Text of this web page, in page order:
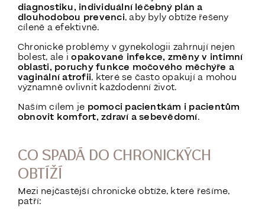
diagnostiku, individuální léčebný plán a
dlouhodobou prevenci, aby byly obtíže řešeny
cíleně a efektivně.
Chronické problémy v gynekologii zahrnují nejen
bolest, ale iopakované infekce, změny v intimní
oblasti, poruchy funkce močového měchýře a
vaginální atrofii, které se často opakují a mohou
významně ovlivnit každodenní život.
Naším cílem je pomoci pacientkám i pacientům
obnovit komfort, zdraví a sebevědomí.
CO SPADÁ DO CHRONICKÝCH
OBTÍŽÍ
Mezi nejčastější chronické obtíže, které řešíme,
patří: